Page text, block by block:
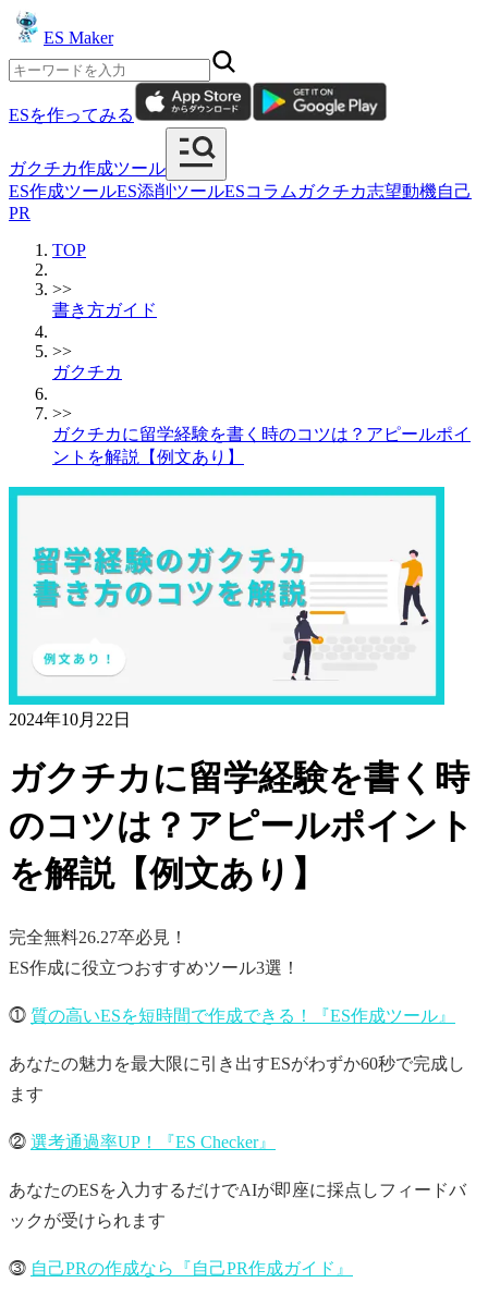
ES Maker
ESを作ってみる
ガクチカ作成ツール
ES作成ツールES添削ツールESコラム ガクチカ志望動機自己
PR
TOP
>>
書き方ガイド
>>
ガクチカ
>>
ガクチカに留学経験を書く時のコツは？アピールポイ
ントを解説【例文あり】
2024年10月22日
ガクチカに留学経験を書く時
のコツは？アピールポイント
を解説【例文あり】
完全無料26.27卒必見！
ES作成に役立つおすすめツール3選！
⓵ 質の高いESを短時間で作成できる！『ES作成ツール』
あなたの魅力を最大限に引き出すESがわずか60秒で完成し
ます
⓶ 選考通過率UP！『ES Checker』
あなたのESを入力するだけでAIが即座に採点しフィードバ
ックが受けられます
⓷ 自己PRの作成なら『自己PR作成ガイド』